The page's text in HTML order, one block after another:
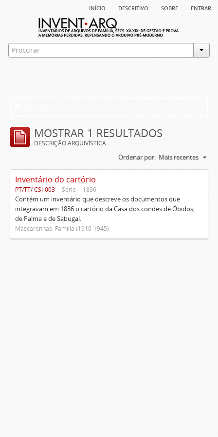
início descritivo sobre entrar
MOSTRAR 1 RESULTADOS
DESCRIÇÃO ARQUIVÍSTICA
Ordenar por: Mais recentes
Inventário do cartório
PT/TT/ CSI-003 Série 1836
Contém um inventário que descreve os documentos que
integravam em 1836 o cartório da Casa dos condes de Óbidos,
de Palma e de Sabugal.
Mascarenhas. Família (1910-1945)